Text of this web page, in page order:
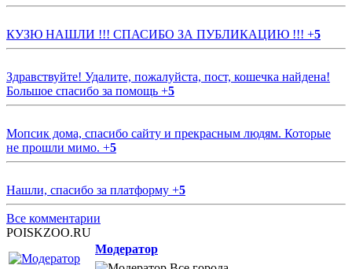
КУЗЮ НАШЛИ !!! СПАСИБО ЗА ПУБЛИКАЦИЮ !!! +5
Здравствуйте! Удалите, пожалуйста, пост, кошечка найдена!
Большое спасибо за помощь +5
Мопсик дома, спасибо сайту и прекрасным людям. Которые
не прошли мимо. +5
Нашли, спасибо за платформу +5
Все комментарии
POISKZOO.RU
Модератор